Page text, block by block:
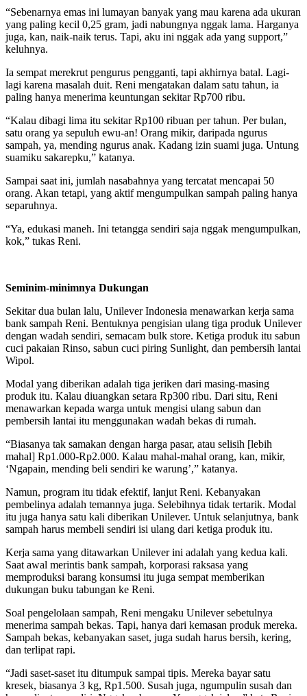
“Sebenarnya emas ini lumayan banyak yang mau karena ada ukuran
yang paling kecil 0,25 gram, jadi nabungnya nggak lama. Harganya
juga, kan, naik-naik terus. Tapi, aku ini nggak ada yang support,”
keluhnya.
Ia sempat merekrut pengurus pengganti, tapi akhirnya batal. Lagi-
lagi karena masalah duit. Reni mengatakan dalam satu tahun, ia
paling hanya menerima keuntungan sekitar Rp700 ribu.
“Kalau dibagi lima itu sekitar Rp100 ribuan per tahun. Per bulan,
satu orang ya sepuluh ewu-an! Orang mikir, daripada ngurus
sampah, ya, mending ngurus anak. Kadang izin suami juga. Untung
suamiku sakarepku,” katanya.
Sampai saat ini, jumlah nasabahnya yang tercatat mencapai 50
orang. Akan tetapi, yang aktif mengumpulkan sampah paling hanya
separuhnya.
“Ya, edukasi maneh. Ini tetangga sendiri saja nggak mengumpulkan,
kok,” tukas Reni.
Seminim-minimnya Dukungan
Sekitar dua bulan lalu, Unilever Indonesia menawarkan kerja sama
bank sampah Reni. Bentuknya pengisian ulang tiga produk Unilever
dengan wadah sendiri, semacam bulk store. Ketiga produk itu sabun
cuci pakaian Rinso, sabun cuci piring Sunlight, dan pembersih lantai
Wipol.
Modal yang diberikan adalah tiga jeriken dari masing-masing
produk itu. Kalau diuangkan setara Rp300 ribu. Dari situ, Reni
menawarkan kepada warga untuk mengisi ulang sabun dan
pembersih lantai itu menggunakan wadah bekas di rumah.
“Biasanya tak samakan dengan harga pasar, atau selisih [lebih
mahal] Rp1.000-Rp2.000. Kalau mahal-mahal orang, kan, mikir,
‘Ngapain, mending beli sendiri ke warung’,” katanya.
Namun, program itu tidak efektif, lanjut Reni. Kebanyakan
pembelinya adalah temannya juga. Selebihnya tidak tertarik. Modal
itu juga hanya satu kali diberikan Unilever. Untuk selanjutnya, bank
sampah harus membeli sendiri isi ulang dari ketiga produk itu.
Kerja sama yang ditawarkan Unilever ini adalah yang kedua kali.
Saat awal merintis bank sampah, korporasi raksasa yang
memproduksi barang konsumsi itu juga sempat memberikan
dukungan buku tabungan ke Reni.
Soal pengelolaan sampah, Reni mengaku Unilever sebetulnya
menerima sampah bekas. Tapi, hanya dari kemasan produk mereka.
Sampah bekas, kebanyakan saset, juga sudah harus bersih, kering,
dan terlipat rapi.
“Jadi saset-saset itu ditumpuk sampai tipis. Mereka bayar satu
kresek, biasanya 3 kg, Rp1.500. Susah juga, ngumpulin susah dan